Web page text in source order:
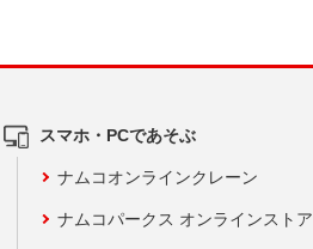
スマホ・PCであそぶ
ナムコオンラインクレーン
ナムコパークス オンラインストア